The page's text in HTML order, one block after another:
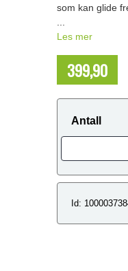
som kan glide
...
Les mer
399,90
Antall
Id: